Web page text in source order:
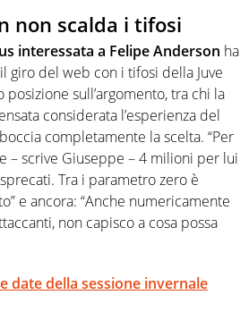
non scalda i tifosi
interessata a Felipe Anderson ha
giro del web con i tifosi della Juve
sull’argomento, tra chi la
considerata l’esperienza del
completamente la scelta. “Per
– scrive Giuseppe – 4 milioni per lui
Tra i parametro zero è
e ancora: “Anche numericamente
non capisco a cosa possa
date della sessione invernale